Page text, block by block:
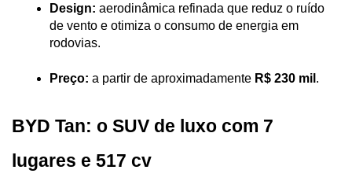
Design: aerodinâmica refinada que reduz o ruído
de vento e otimiza o consumo de energia em
rodovias.
Preço: a partir de aproximadamente R$ 230 mil .
BYD Tan: o SUV de luxo com 7
lugares e 517 cv